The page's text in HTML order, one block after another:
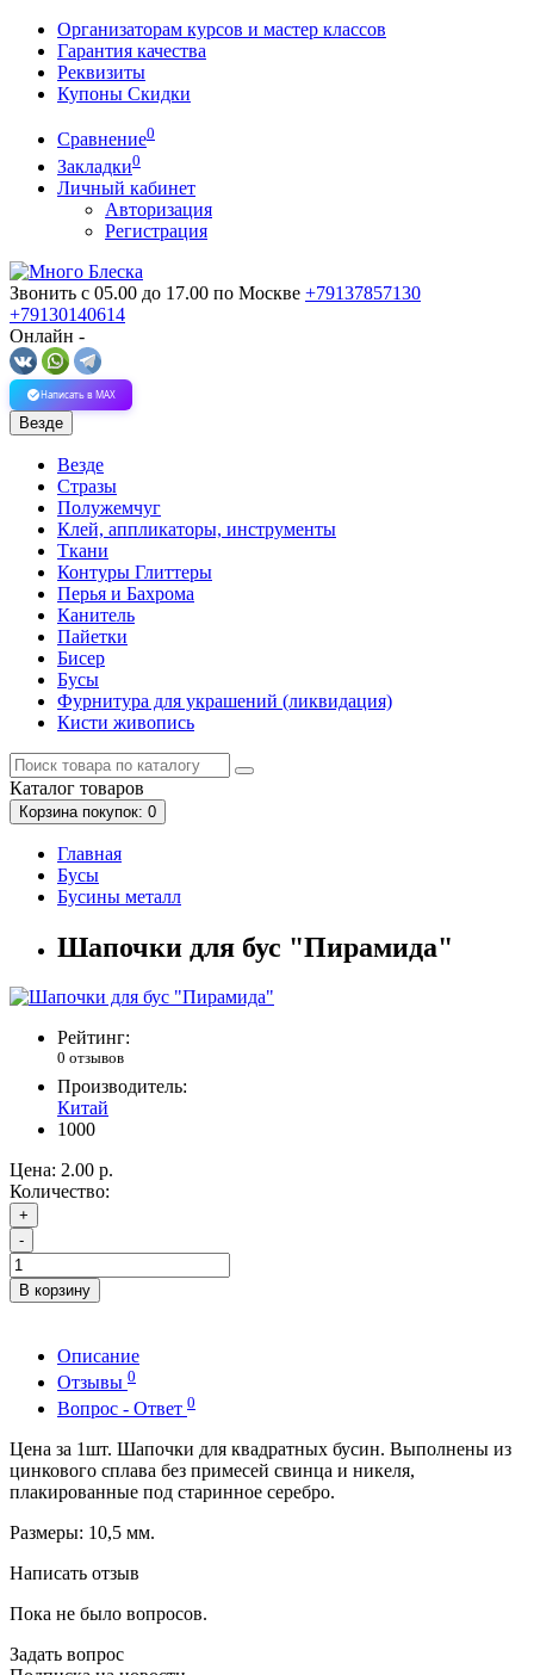
Организаторам курсов и мастер классов
Гарантия качества
Реквизиты
Купоны Скидки
Сравнение0
Закладки0
Личный кабинет
Авторизация
Регистрация
Звонить с 05.00 до 17.00 по Москве +79137857130
+79130140614
Онлайн -
Написать в MAX
Везде
Везде
Стразы
Полужемчуг
Клей, аппликаторы, инструменты
Ткани
Контуры Глиттеры
Перья и Бахрома
Канитель
Пайетки
Бисер
Бусы
Фурнитура для украшений (ликвидация)
Кисти живопись
Каталог товаров
Корзина покупок: 0
Главная
Бусы
Бусины металл
Шапочки для бус "Пирамида"
Рейтинг:
0 отзывов
Производитель:
Китай
1000
Цена: 2.00 р.
Количество:
+
-
В корзину
Описание
Отзывы 0
Вопрос - Ответ 0
Цена за 1шт. Шапочки для квадратных бусин. Выполнены из
цинкового сплава без примесей свинца и никеля,
плакированные под старинное серебро.
Размеры: 10,5 мм.
Написать отзыв
Пока не было вопросов.
Задать вопрос